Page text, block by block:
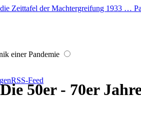
Zeittafel der Machtergreifung 1933 …
einer Pandemie
RSS-Feed
Die 50er - 70er